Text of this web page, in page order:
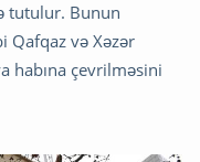
tutulur. Bunun
Qafqaz və Xəzər
habına çevrilməsini